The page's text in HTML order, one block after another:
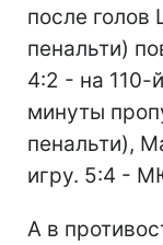
после голов
пенальти)
4:2 - на 110-
минуты
пенальти),
игру. 5:4 -
А в